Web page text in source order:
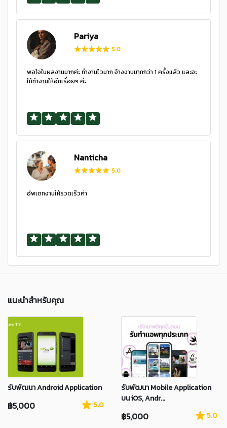
Pariya
5.0
พอใจในผลงานมากค่ะ ทำงานไวมาก จ้างงานมากกว่า 1 ครั้งแล้ว และจะ
ให้ทำงานให้อีกเรื่อยๆ ค่ะ
Nanticha
5.0
อัพเดทงานให้รวดเร็วค่า
แนะนำสำหรับคุณ
รับพัฒนา Android Application
฿5,000 5.0
รับพัฒนา Mobile Application
บน iOS, Andr...
฿5,000 5.0